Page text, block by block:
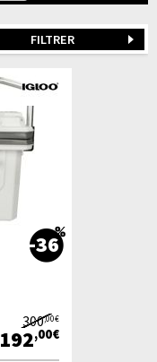
FILTRER
-36
300,00€
192,00€